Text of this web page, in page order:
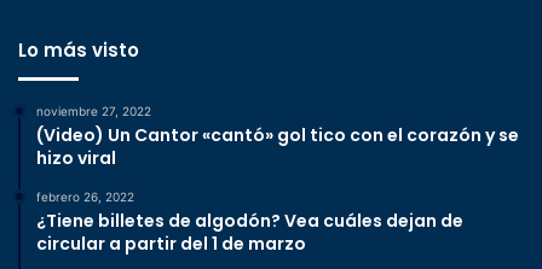
Lo más visto
noviembre 27, 2022
(Video) Un Cantor «cantó» gol tico con el corazón y se
hizo viral
febrero 26, 2022
¿Tiene billetes de algodón? Vea cuáles dejan de
circular a partir del 1 de marzo